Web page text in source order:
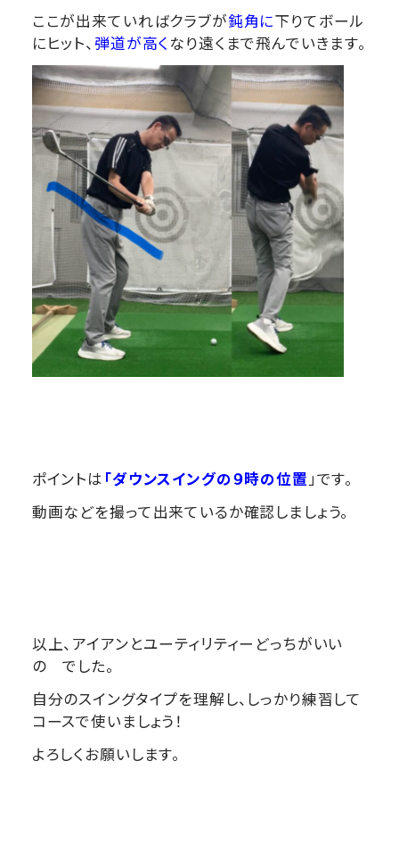
ここが出来ていればクラブが鈍角に下りてボール
にヒット、 弾道が高く なり遠くまで飛んでいきます。
ポイントは 「ダウンスイングの９時の位置」です。
動画などを撮って出来ているか確認しましょう。
以上、アイアンとユーティリティーどっちがいい
の でした。
自分のスイングタイプを理解し、しっかり練習して
コースで使いましょう！
よろしくお願いします。